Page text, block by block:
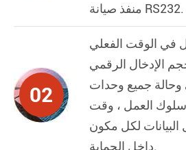
منفذ صيانة RS232.
02
في الوقت الفعلي
الإدخال الرقمي
وحالة جميع وحدات
سلوك العمل ، وقت
لكل مكون
داخل الحماية.